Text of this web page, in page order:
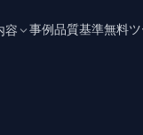
容 事例品質基準無料